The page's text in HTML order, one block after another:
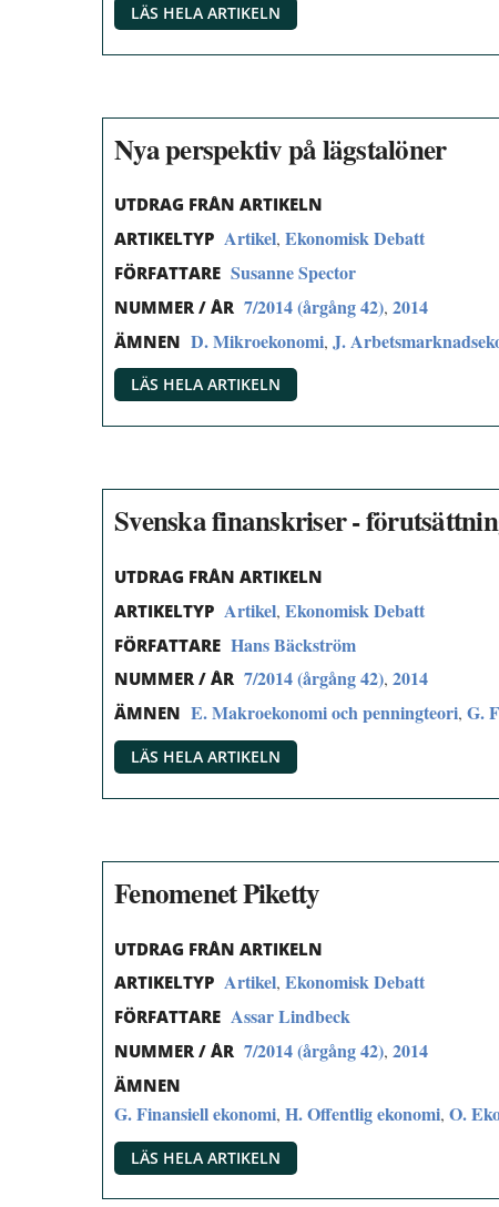
LÄS HELA ARTIKELN
Nya perspektiv på lägstalöner
UTDRAG FRÅN ARTIKELN
ARTIKELTYP Artikel, Ekonomisk Debatt
FÖRFATTARE Susanne Spector
NUMMER / ÅR 7/2014 (årgång 42), 2014
ÄMNEN D. Mikroekonomi, J.
LÄS HELA ARTIKELN
Svenska finanskriser -
UTDRAG FRÅN ARTIKELN
ARTIKELTYP Artikel, Ekonomisk Debatt
FÖRFATTARE Hans Bäckström
NUMMER / ÅR 7/2014 (årgång 42), 2014
ÄMNEN E. Makroekonomi och penningteori, G.
LÄS HELA ARTIKELN
Fenomenet Piketty
UTDRAG FRÅN ARTIKELN
ARTIKELTYP Artikel, Ekonomisk Debatt
FÖRFATTARE Assar Lindbeck
NUMMER / ÅR 7/2014 (årgång 42), 2014
ÄMNEN
G. Finansiell ekonomi, H. Offentlig ekonomi, O.
LÄS HELA ARTIKELN